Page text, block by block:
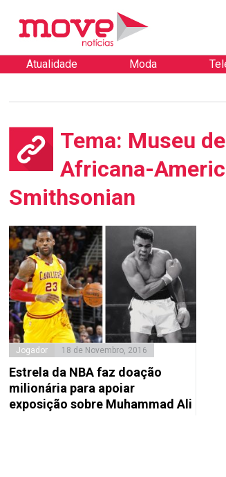
Atualidade Moda
Tema: Museu
Africana-
Smithsonian
Jogador 18 de Novembro, 2016
Estrela da NBA faz doação
milionária para apoiar
exposição sobre Muhammad Ali